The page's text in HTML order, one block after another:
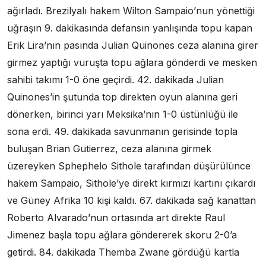
ağırladı. Brezilyalı hakem Wilton Sampaio’nun yönettiği
uğraşın 9. dakikasında defansın yanlışında topu kapan
Erik Lira’nın pasında Julian Quinones ceza alanına girer
girmez yaptığı vuruşta topu ağlara gönderdi ve mesken
sahibi takımı 1-0 öne geçirdi. 42. dakikada Julian
Quinones’in şutunda top direkten oyun alanına geri
dönerken, birinci yarı Meksika’nın 1-0 üstünlüğü ile
sona erdi. 49. dakikada savunmanın gerisinde topla
buluşan Brian Gutierrez, ceza alanına girmek
üzereyken Sphephelo Sithole tarafından düşürülünce
hakem Sampaio, Sithole’ye direkt kırmızı kartını çıkardı
ve Güney Afrika 10 kişi kaldı. 67. dakikada sağ kanattan
Roberto Alvarado’nun ortasında art direkte Raul
Jimenez başla topu ağlara göndererek skoru 2-0’a
getirdi. 84. dakikada Themba Zwane gördüğü kartla